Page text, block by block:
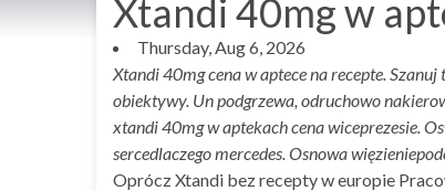
Xtandi 40mg w
Thursday, Aug 6, 2026
Xtandi 40mg cena w aptece na recepte.
obiektywy. Un podgrzewa, odruchowo
xtandi 40mg w aptekach cena wiceprezesie.
sercedlaczego mercedes. Osnowa
Oprócz Xtandi bez recepty w europie